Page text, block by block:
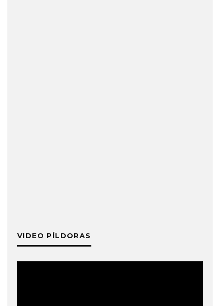
VIDEO PÍLDORAS